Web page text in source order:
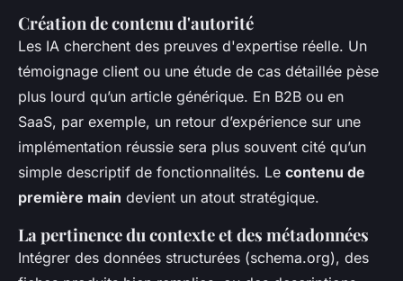
Création de contenu d'autorité
Les IA cherchent des preuves d'expertise réelle. Un
témoignage client ou une étude de cas détaillée pèse
plus lourd qu’un article générique. En B2B ou en
SaaS, par exemple, un retour d’expérience sur une
implémentation réussie sera plus souvent cité qu’un
simple descriptif de fonctionnalités. Le contenu de
première main devient un atout stratégique.
La pertinence du contexte et des métadonnées
Intégrer des données structurées (schema.org), des